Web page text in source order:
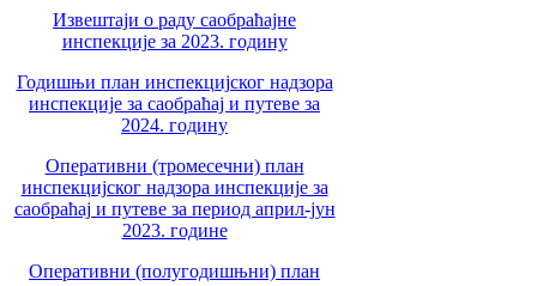
Извештаји о раду саобраћајне
инспекције за 2023. годину
Годишњи план инспекцијског надзора
инспекције за саобраћај и путеве за
2024. годину
Оперативни (тромесечни) план
инспекцијског надзора инспекције за
саобраћај и путеве за период април-јун
2023. године
Оперативни (полугодишњни) план